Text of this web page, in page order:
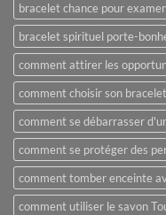
bracelet chance pour
bracelet spirituel porte-
comment attirer les
comment choisir son
comment se débarrasser
comment se protéger des
comment tomber enceinte
comment utiliser le savon